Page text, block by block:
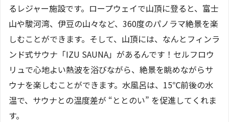
るレジャー施設です。ロープウェイで山頂に登ると、富士
山や駿河湾、伊豆の山々など、360度のパノラマ絶景を楽
しむことができます。そして、山頂には、なんとフィンラ
ンド式サウナ「IZU SAUNA」があるんです！セルフロウ
リュで心地よい熱波を浴びながら、絶景を眺めながらサ
ウナを楽しむことができます。水風呂は、15℃前後の水
温で、サウナとの温度差が “ととのい” を促進してくれま
す。